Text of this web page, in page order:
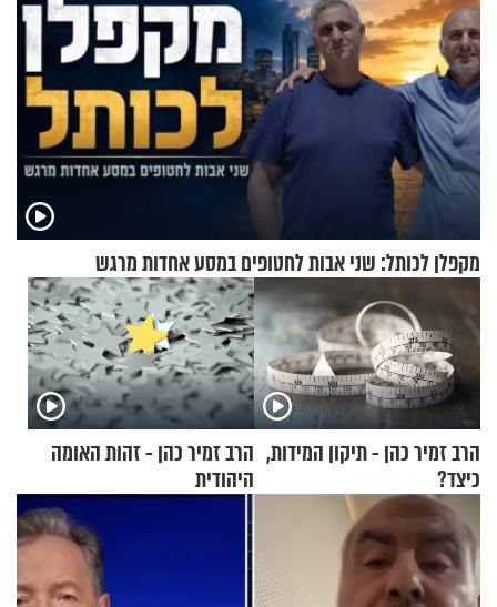
מקפלן לכותל: שני אבות לחטופים במסע אחדות מרגש
הרב זמיר כהן - תיקון המידות,
כיצד?
הרב זמיר כהן - זהות האומה
היהודית